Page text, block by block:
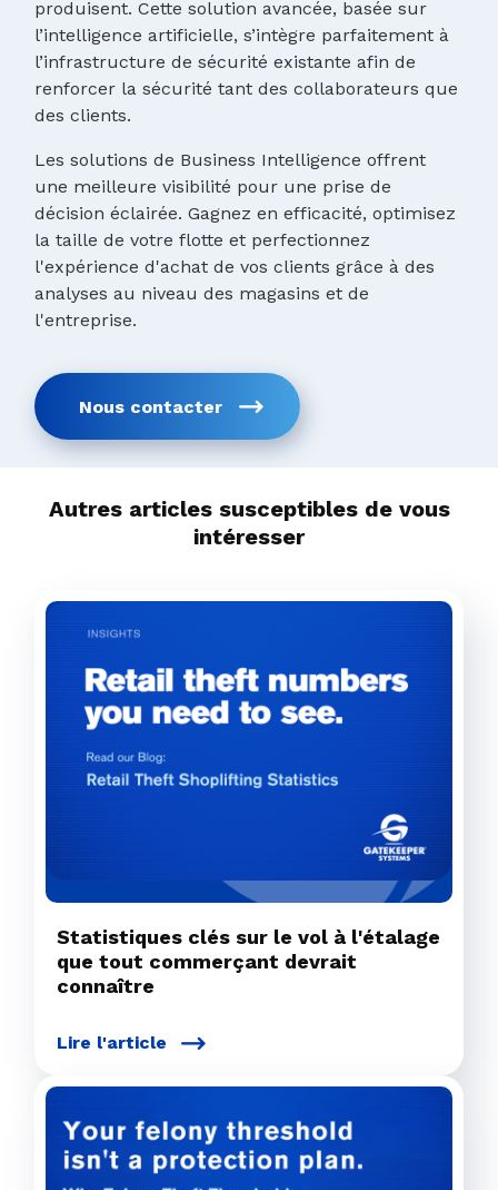
produisent. Cette solution avancée, basée sur
l’intelligence artificielle, s’intègre parfaitement à
l’infrastructure de sécurité existante afin de
renforcer la sécurité tant des collaborateurs que
des clients.
Les solutions de Business Intelligence offrent
une meilleure visibilité pour une prise de
décision éclairée. Gagnez en efficacité, optimisez
la taille de votre flotte et perfectionnez
l'expérience d'achat de vos clients grâce à des
analyses au niveau des magasins et de
l'entreprise.
Nous contacter
Autres articles susceptibles de vous
intéresser
Statistiques clés sur le vol à l'étalage
que tout commerçant devrait
connaître
Lire l'article